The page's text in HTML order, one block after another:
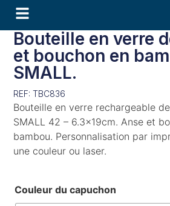
Bouteille en verre
et bouchon en
SMALL.
REF: TBC836
Bouteille en verre rechargeable
SMALL 42 – 6.3x19cm. Anse et
bambou. Personnalisation par
une couleur ou laser.
Couleur du capuchon